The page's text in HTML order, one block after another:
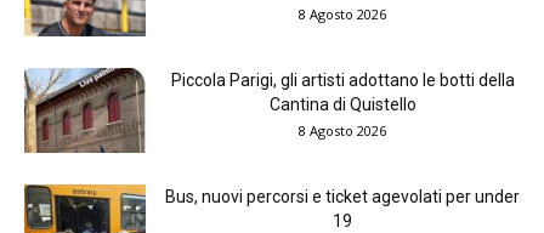
8 Agosto 2026
Piccola Parigi, gli artisti adottano le botti della
Cantina di Quistello
8 Agosto 2026
Bus, nuovi percorsi e ticket agevolati per under
19